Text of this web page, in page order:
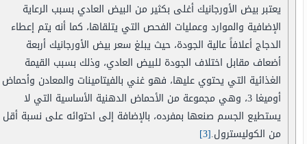
يعتبر بيض الأورجانيك أغلى بكثير من البيض العادي بسبب الرعاية
الإضافية والموارد وعمليات الفحص التي يتلقاها، كما أنه يتم إعطاء
الدجاج أعلافاً عالية الجودة، حيث يبلغ سعر بيض الأورجانيك أربعة
أضعاف مقابل اختلاف الجودة للبيض العادي، وذلك بسبب القيمة
الغذائية التي يحتوي عليها، فهو غني بالفيتامينات والمعادن وأحماض
أوميغا 3، وهي مجموعة من الأحماض الدهنية الأساسية التي لا
يستطيع الجسم صنعها بمفرده، بالإضافة إلى احتوائه على نسبة أقل
من الكوليسترول.[3]